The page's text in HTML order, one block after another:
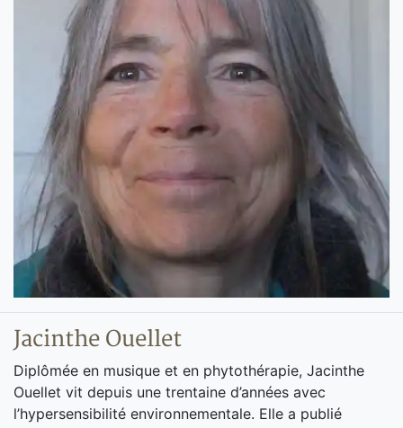
Jacinthe Ouellet
Diplômée en musique et en phytothérapie, Jacinthe
Ouellet vit depuis une trentaine d’années avec
l’hypersensibilité environnementale. Elle a publié